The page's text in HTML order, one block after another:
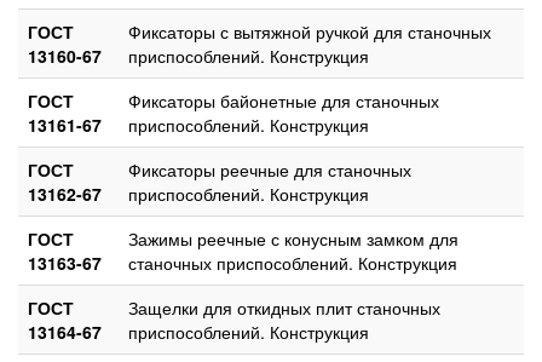
ГОСТ
13160-67
Фиксаторы с вытяжной ручкой для станочных
приспособлений. Конструкция
ГОСТ
13161-67
Фиксаторы байонетные для станочных
приспособлений. Конструкция
ГОСТ
13162-67
Фиксаторы реечные для станочных
приспособлений. Конструкция
ГОСТ
13163-67
Зажимы реечные с конусным замком для
станочных приспособлений. Конструкция
ГОСТ
13164-67
Защелки для откидных плит станочных
приспособлений. Конструкция